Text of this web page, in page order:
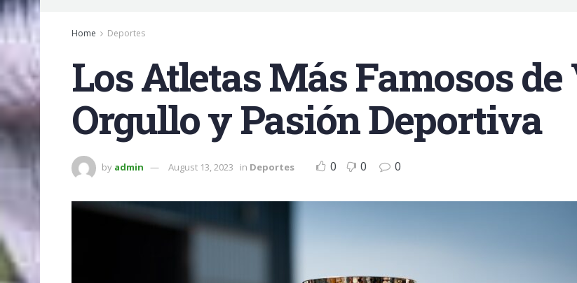
Home Deportes
Los Atletas Más Famosos de
Orgullo y Pasión Deportiva
by admin August 13, 2023 in Deportes 0 0 0